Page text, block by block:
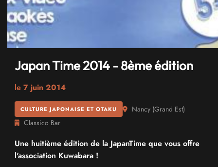
Japan Time 2014 - 8ème édition
le 7 juin 2014
CULTURE JAPONAISE ET OTAKU Nancy (Grand Est)
Classico Bar
Une huitième édition de la JapanTime que vous offre
l'association Kuwabara !